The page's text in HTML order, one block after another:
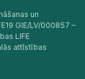
un
GIE/LV/000857 –
LIFE
attīstības